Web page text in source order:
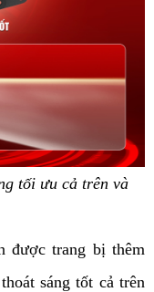
tối ưu cả trên và
được trang bị thêm
sáng tốt cả trên